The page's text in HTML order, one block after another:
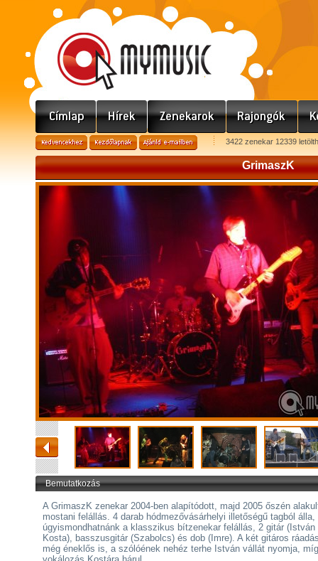
3422 zenekar 12339
GrimaszK
Bemutatkozás
A GrimaszK zenekar 2004-ben alapítódott, majd 2005 őszén
mostani felállás. 4 darab hódmezővásárhelyi illetőségű tagból álla,
úgyismondhatnánk a klasszikus bítzenekar felállás, 2 gitár (István
Kosta), basszusgitár (Szabolcs) és dob (Imre). A két gitáros
még éneklős is, a szólóének nehéz terhe István vállát nyomja,